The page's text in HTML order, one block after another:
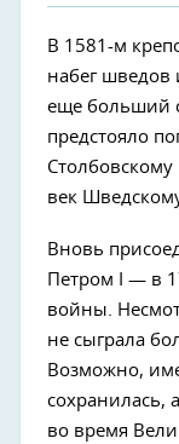
В 1581-м
набег шведов
еще больший
предстояло
век
Вновь
Петром I — в
войны.
не сыграла
Возможно,
сохранилась,
во время